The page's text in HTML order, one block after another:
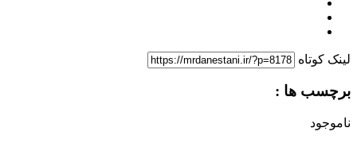
لینک کوتاه
برچسب ها :
ناموجود